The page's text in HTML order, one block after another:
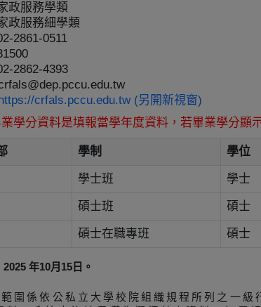
政服務學類
政服務細學類
2861-0511
2862-4393
crfals.pccu.edu.tw (另開新視窗)
學分資料是填報當學年度資料，若畢業學分顯
學制 學位
學士班 學士
碩士班 碩士
碩士在職專班 碩士
年10月15日。
圍係依公私立大學校院組織規程所列之一